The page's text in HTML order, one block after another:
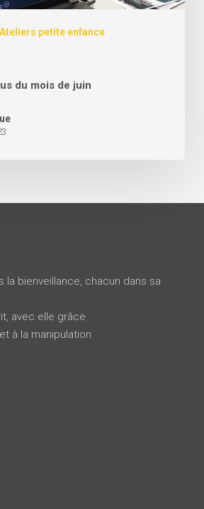
Ateliers petite enfance
du mois de juin
la bienveillance, chacun dans sa
avec elle grâce
à la manipulation.